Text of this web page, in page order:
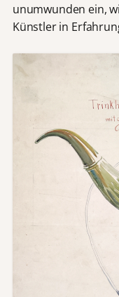
unumwunden ein,
Künstler in